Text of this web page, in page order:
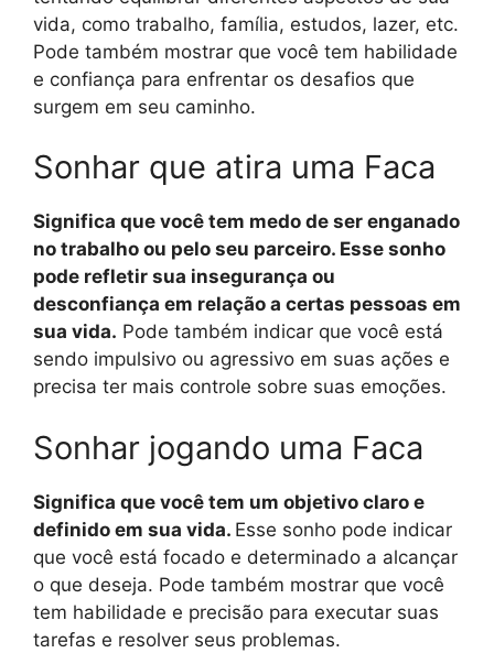
vida, como trabalho, família, estudos, lazer, etc.
Pode também mostrar que você tem habilidade
e confiança para enfrentar os desafios que
surgem em seu caminho.
Sonhar que atira uma Faca
Significa que você tem medo de ser enganado
no trabalho ou pelo seu parceiro. Esse sonho
pode refletir sua insegurança ou
desconfiança em relação a certas pessoas em
sua vida. Pode também indicar que você está
sendo impulsivo ou agressivo em suas ações e
precisa ter mais controle sobre suas emoções.
Sonhar jogando uma Faca
Significa que você tem um objetivo claro e
definido em sua vida. Esse sonho pode indicar
que você está focado e determinado a alcançar
o que deseja. Pode também mostrar que você
tem habilidade e precisão para executar suas
tarefas e resolver seus problemas.